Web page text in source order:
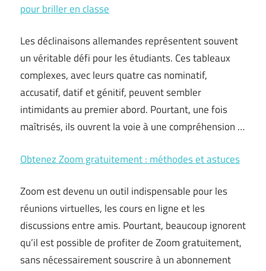
pour briller en classe
Les déclinaisons allemandes représentent souvent
un véritable défi pour les étudiants. Ces tableaux
complexes, avec leurs quatre cas nominatif,
accusatif, datif et génitif, peuvent sembler
intimidants au premier abord. Pourtant, une fois
maîtrisés, ils ouvrent la voie à une compréhension …
Obtenez Zoom gratuitement : méthodes et astuces
Zoom est devenu un outil indispensable pour les
réunions virtuelles, les cours en ligne et les
discussions entre amis. Pourtant, beaucoup ignorent
qu’il est possible de profiter de Zoom gratuitement,
sans nécessairement souscrire à un abonnement